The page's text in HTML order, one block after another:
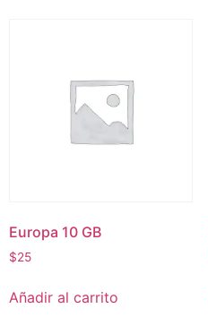
Europa 10 GB
$25
Añadir al carrito